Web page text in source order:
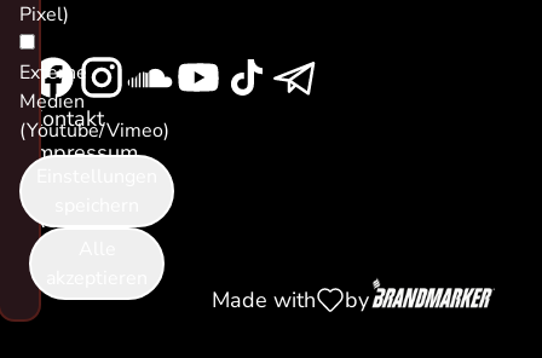
Kontakt
Impressum
AGB
Cookies
Made with
by
Pixel)
Externe
Medien
(Youtube/Vimeo)